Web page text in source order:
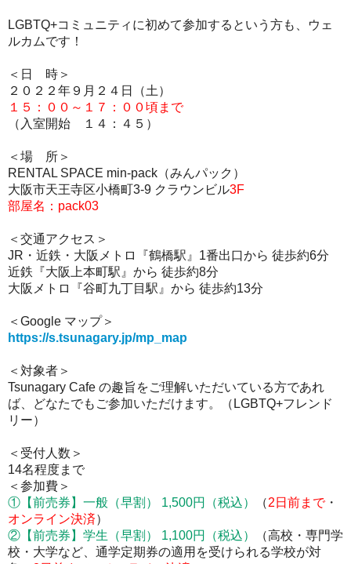
LGBTQ+コミュニティに初めて参加するという方も、ウェ
ルカムです！
＜日 時＞
２０２２年９月２４ 日（土）
１５：００～１７：００頃まで
（入室開始 １４：４５）
＜場 所＞
RENTAL SPACE min-pack（みんパック）
大阪市天王寺区小橋町3-9 クラウンビル3F
部屋名：pack03
＜交通アクセス＞
JR・近鉄・大阪メトロ『鶴橋駅』1番出口から 徒歩約6分
近鉄『大阪上本町駅』から 徒歩約8分
大阪メトロ『谷町九丁目駅』から 徒歩約13分
＜Google マップ＞
https://s.tsunagary.jp/mp_map
＜対象者＞
Tsunagary Cafe の趣旨をご理解いただいている方であれ
ば、どなたでもご参加いただけます。（LGBTQ+フレンド
リー）
＜受付人数＞
14名程度まで
＜参加費＞
① 【前売券】 一般（早割） 1,500円 （税込） （2 日前まで・
オンライン決済）
② 【前売券】 学生（早割） 1,100円 （税込）
（高校・専門学
校・大学など、通学定期券の適用を受けられる学校が対